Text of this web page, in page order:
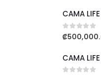
CAMA
0out of 5
₡
CAMA